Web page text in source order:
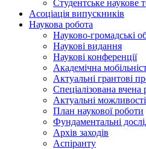
Студентське наукове
Асоціація випускників
Наукова робота
Науково-громадські
Наукові видання
Наукові конференції
Академічна
Актуальні грантові
Спеціалізована вчена
Актуальні
План наукової роботи
Фундаментальні
Архів заходів
Аспіранту